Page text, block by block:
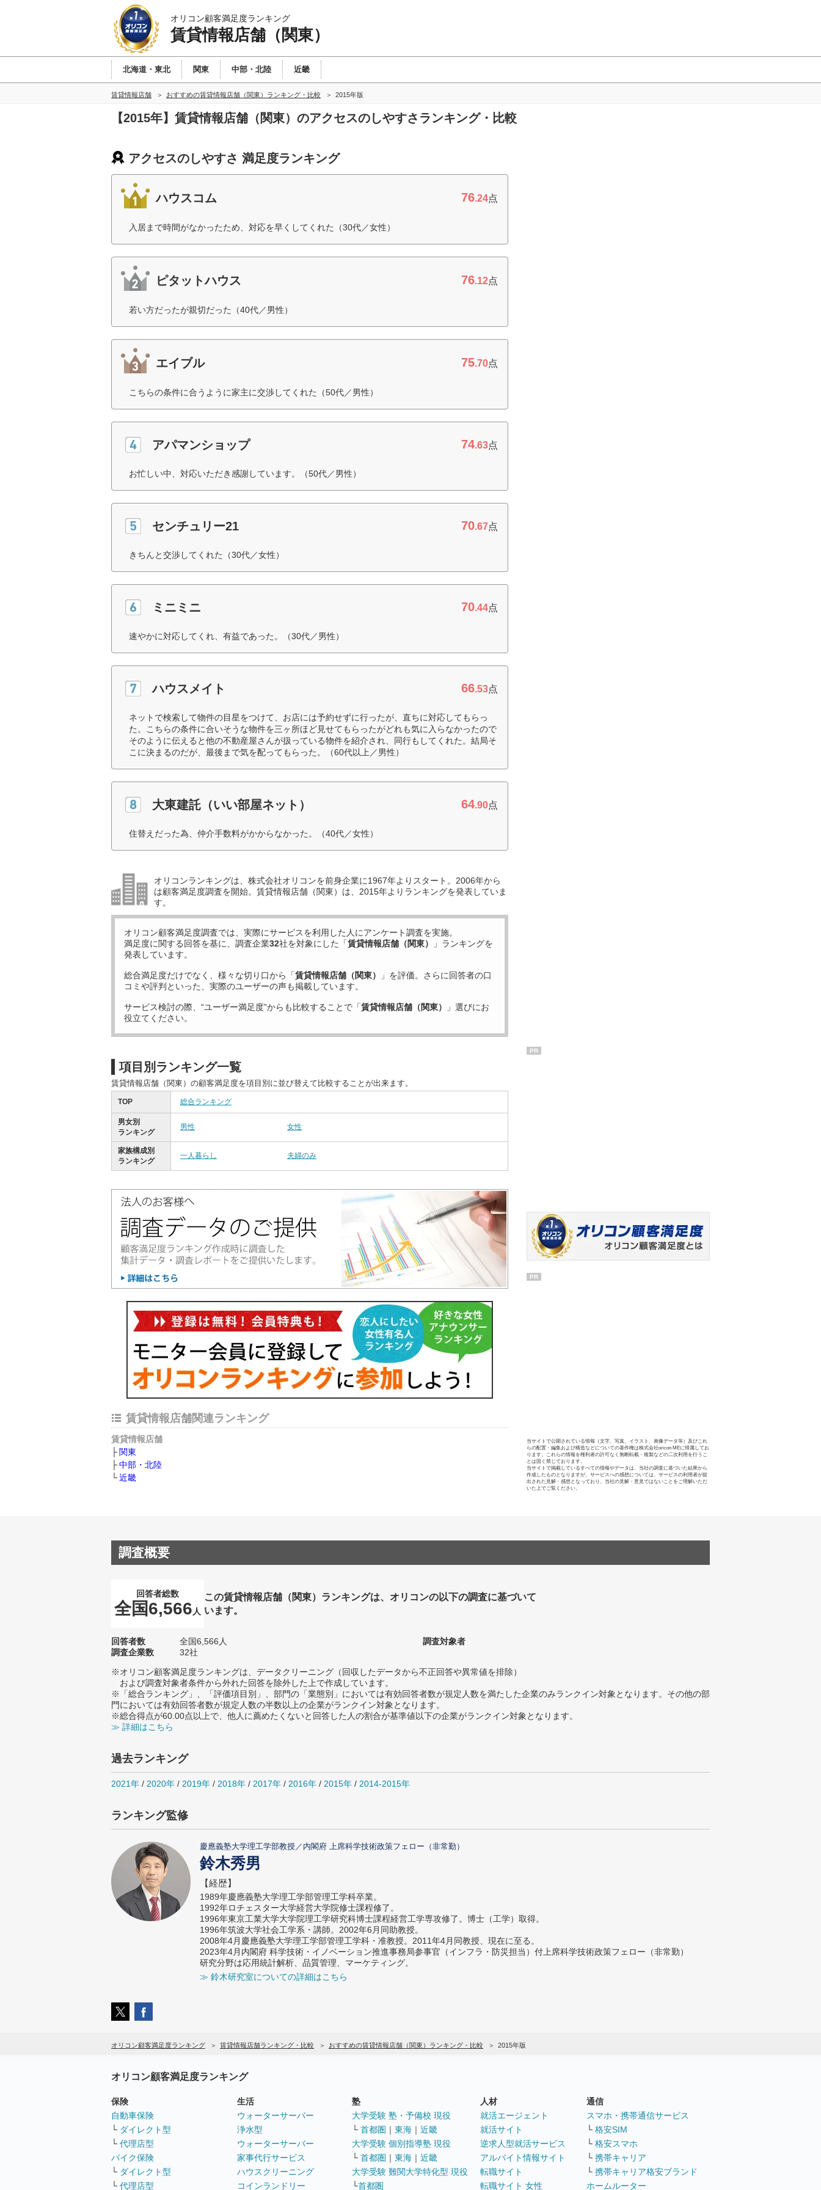
オリコン顧客満足度ランキング
賃貸情報店舗（関東）
北海道・東北 関東 中部・北陸 近畿
賃貸情報店舗 おすすめの賃貸情報店舗（関東）ランキング・比較 2015年版
【2015年】賃貸情報店舗（関東）のアクセスのしやすさランキング・比較
アクセスのしやすさ 満足度ランキング
ハウスコム 76.24点
入居まで時間がなかったため、対応を早くしてくれた（30代／女性）
ピタットハウス 76.12点
若い方だったが親切だった（40代／男性）
エイブル 75.70点
こちらの条件に合うように家主に交渉してくれた（50代／男性）
アパマンショップ 74.63点
お忙しい中、対応いただき感謝しています。（50代／男性）
センチュリー21 70.67点
きちんと交渉してくれた（30代／女性）
ミニミニ 70.44点
速やかに対応してくれ、有益であった。（30代／男性）
ハウスメイト 66.53点
ネットで検索して物件の目星をつけて、お店には予約せずに行ったが、直ちに対応してもらっ
た。こちらの条件に合いそうな物件を三ヶ所ほど見せてもらったがどれも気に入らなかったので
そのように伝えると他の不動産屋さんが扱っている物件を紹介され、同行もしてくれた。結局そ
こに決まるのだが、最後まで気を配ってもらった。（60代以上／男性）
大東建託（いい部屋ネット） 64.90点
住替えだった為、仲介手数料がかからなかった。（40代／女性）
オリコンランキングは、株式会社オリコンを前身企業に1967年よりスタート。2006年から
は顧客満足度調査を開始。賃貸情報店舗（関東）は、2015年よりランキングを発表していま
す。
オリコン顧客満足度調査では、実際にサービスを利用した 人にアンケート調査を実施。
満足度に関する回答を基に、調査企業32社を対象にした「賃貸情報店舗（関東）
」ランキングを
発表しています。
総合満足度だけでなく、様々な切り口から「賃貸情報店舗（関東）
」を評価。さらに回答者の口
コミや評判といった、実際のユーザーの声も掲載しています。
サービス検討の際、“ユーザー満足度”からも比較することで「賃貸情報店舗（関東）
」選びにお
役立てください。
項目別ランキング一覧
賃貸情報店舗（関東）の顧客満足度を項目別に並び替えて比較することが出来ます。
TOP 総合ランキング
男女別
ランキング
男性 女性
家族構成別
ランキング
一人暮らし 夫婦のみ
賃貸情報店舗関連ランキング
賃貸情報店舗
関東
中部・北陸
近畿
PR
PR
当サイトで公開されている情報（文字、写真、イラスト、画像データ等）及びこれ
らの配置・編集および構造などについての著作権は株式会社oricon MEに帰属してお
ります。これらの情報を権利者の許可なく無断転載・複製などの二次利用を行うこ
とは固く禁じております。
当サイトで掲載しているすべての情報やデータは、当社の調査に基づいた結果から
作成したものとなりますが、サービスへの感想については、サービスの利用者が提
出された見解・感想となっており、当社の見解・意見ではないことをご理解いただ
いた上でご覧ください。
調査概要
回答者総数
全国6,566 人
この賃貸情報店舗（関東）ランキングは、オリコンの以下の調査に基づいて
います。
回答者数
全国6,566人
調査企業数
32社
調査対象者
※オリコン顧客満足度ランキングは、データクリーニング（回収したデータから不正回答や異常値を排除）
および調査対象者条件から外れた回答を除外した上で作成しています。
※「総合ランキング」、「評価項目別」、部門の「業態別」においては有効回答者数が規定人数を満たした企業のみランクイン対象となります。その他の部
門においては有効回答者数が規定人数の半数以上の企業がランクイン対象となります。
※総合得点が60.00点以上で、他人に薦めたくないと回答した人の割合が基準値以下の企業がランクイン対象となります。
≫ 詳細はこちら
過去ランキング
2021年 / 2020年 / 2019年 / 2018年 / 2017年 / 2016年 / 2015年 / 2014-2015年
ランキング監修
慶應義塾大学理工学部教授／内閣府 上席科学技術政策フェロー（非常勤）
鈴木秀男
【経歴】
1989年慶應義塾大学理工学部管理工学科卒業。
1992年ロチェスター大学経営大学院修士課程修了。
1996年東京工業大学大学院理工学研究科博士課程経営工学専攻修了。博士（工学）取得。
1996年筑波大学社会工学系・講師。2002年6月同助教授。
2008年4月慶應義塾大学理工学部管理工学科・准教授。2011年4月同教授、現在に至る。
2023年4月内閣府 科学技術・イノベーション推進事務局参事官（インフラ・防災担当）付上席科学技術政策フェロー（非常勤）
研究分野は応用統計解析、品質管理、マーケティング。
≫ 鈴木研究室についての詳細はこちら
オリコン顧客満足度ランキング 賃貸情報店舗ランキング・比較 おすすめの賃貸情報店舗（関東）ランキング・比較 2015年版
オリコン顧客満足度ランキング
保険
自動車保険
└ ダイレクト型
└ 代理店型
バイク保険
└ ダイレクト型
└ 代理店型
生活
ウォーターサーバー
浄水型
ウォーターサーバー
家事代行サービス
ハウスクリーニング
コインランドリー
塾
大学受験 塾・予備校 現役
└ 首都圏 ｜ 東海 ｜ 近畿
大学受験 個別指導塾 現役
└ 首都圏 ｜ 東海 ｜ 近畿
大学受験 難関大学特化型 現役
└首都圏
人材
就活エージェント
就活サイト
逆求人型就活サービス
アルバイト情報サイト
転職サイト
転職サイト 女性
通信
スマホ・携帯通信サービス
└ 格安SIM
└ 格安スマホ
└ 携帯キャリア
└ 携帯キャリア格安ブランド
ホームルーター